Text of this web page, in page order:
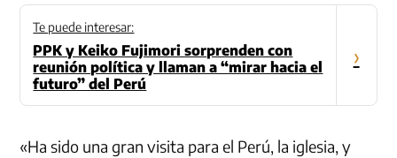
Te puede interesar:
PPK y Keiko Fujimori sorprenden con
reunión política y llaman a “mirar hacia el
futuro” del Perú
›
«Ha sido una gran visita para el Perú, la iglesia, y